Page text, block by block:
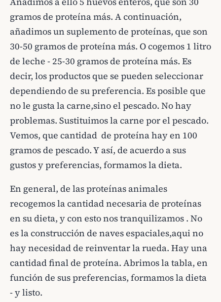
gramos de proteína más. A continuación,
añadimos un suplemento de proteínas, que son
30-50 gramos de proteína más. O cogemos 1 litro
de leche - 25-30 gramos de proteína más. Es
decir, los productos que se pueden seleccionar
dependiendo de su preferencia. Es posible que
no le gusta la carne,sino el pescado. No hay
problemas. Sustituimos la carne por el pescado.
Vemos, que cantidad de proteína hay en 100
gramos de pescado. Y así, de acuerdo a sus
gustos y preferencias, formamos la dieta.
En general, de las proteínas animales
recogemos la cantidad necesaria de proteínas
en su dieta, y con esto nos tranquilizamos . No
es la construcción de naves espaciales,aqui no
hay necesidad de reinventar la rueda. Hay una
cantidad final de proteína. Abrimos la tabla, en
función de sus preferencias, formamos la dieta
- y listo.